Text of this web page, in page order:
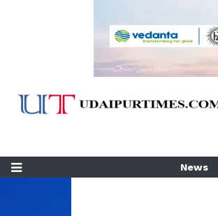
News